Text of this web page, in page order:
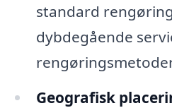
standard
dybdegående
Geografisk